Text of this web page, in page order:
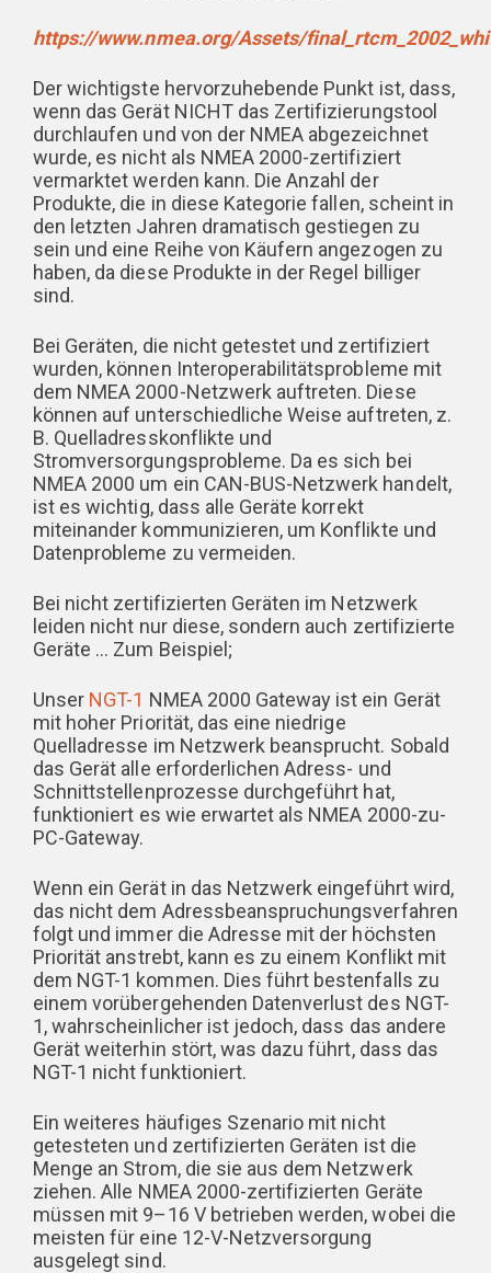
https://www.nmea.org/Assets/
Der wichtigste hervorzuhebende Punkt ist, dass,
wenn das Gerät NICHT das Zertifizierungstool
durchlaufen und von der NMEA abgezeichnet
wurde, es nicht als NMEA 2000-zertifiziert
vermarktet werden kann. Die Anzahl der
Produkte, die in diese Kategorie fallen, scheint in
den letzten Jahren dramatisch gestiegen zu
sein und eine Reihe von Käufern angezogen zu
haben, da diese Produkte in der Regel billiger
sind.
Bei Geräten, die nicht getestet und zertifiziert
wurden, können Interoperabilitätsprobleme mit
dem NMEA 2000-Netzwerk auftreten. Diese
können auf unterschiedliche Weise auftreten, z.
B. Quelladresskonflikte und
Stromversorgungsprobleme. Da es sich bei
NMEA 2000 um ein CAN-BUS-Netzwerk handelt,
ist es wichtig, dass alle Geräte korrekt
miteinander kommunizieren, um Konflikte und
Datenprobleme zu vermeiden.
Bei nicht zertifizierten Geräten im Netzwerk
leiden nicht nur diese, sondern auch zertifizierte
Geräte … Zum Beispiel;
Unser NGT-1 NMEA 2000 Gateway ist ein Gerät
mit hoher Priorität, das eine niedrige
Quelladresse im Netzwerk beansprucht. Sobald
das Gerät alle erforderlichen Adress- und
Schnittstellenprozesse durchgeführt hat,
funktioniert es wie erwartet als NMEA 2000-zu-
PC-Gateway.
Wenn ein Gerät in das Netzwerk eingeführt wird,
das nicht dem Adressbeanspruchungsverfahren
folgt und immer die Adresse mit der höchsten
Priorität anstrebt, kann es zu einem Konflikt mit
dem NGT-1 kommen. Dies führt bestenfalls zu
einem vorübergehenden Datenverlust des NGT-
1, wahrscheinlicher ist jedoch, dass das andere
Gerät weiterhin stört, was dazu führt, dass das
NGT-1 nicht funktioniert.
Ein weiteres häufiges Szenario mit nicht
getesteten und zertifizierten Geräten ist die
Menge an Strom, die sie aus dem Netzwerk
ziehen. Alle NMEA 2000-zertifizierten Geräte
müssen mit 9–16 V betrieben werden, wobei die
meisten für eine 12-V-Netzversorgung
ausgelegt sind.